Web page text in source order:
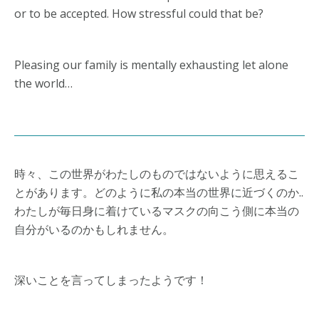
or to be accepted. How stressful could that be?
Pleasing our family is mentally exhausting let alone
the world…
時々、この世界がわたしのものではないように思えるこ
とがあります。どのように私の本当の世界に近づくのか..
わたしが毎日身に着けているマスクの向こう側に本当の
自分がいるのかもしれません。
深いことを言ってしまったようです！